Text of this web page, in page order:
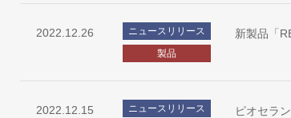
2022.12.26
ニュースリリース
製品
新製品「
2022.12.15
ニュースリリース
ピオセラ